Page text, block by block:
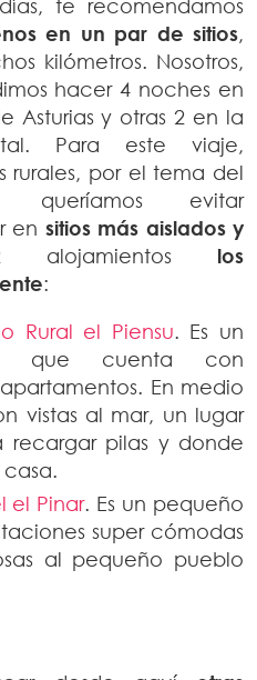
te recomendamos
en un par de sitios,
kilómetros. Nosotros,
hacer 4 noches en
Asturias y otras 2 en la
Para este viaje,
rurales, por el tema del
evitar
en sitios más aislados y
los
:
Rural el Piensu. Es un
que cuenta con
En medio
vistas al mar, un lugar
recargar pilas y donde
el Pinar. Es un pequeño
super cómodas
al pequeño pueblo